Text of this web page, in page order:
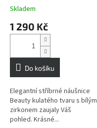
Skladem
1 290 Kč
Do košíku
Elegantní stříbrné náušnice
Beauty kulatého tvaru s bílým
zirkonem zaujaly Váš
pohled. Krásné...